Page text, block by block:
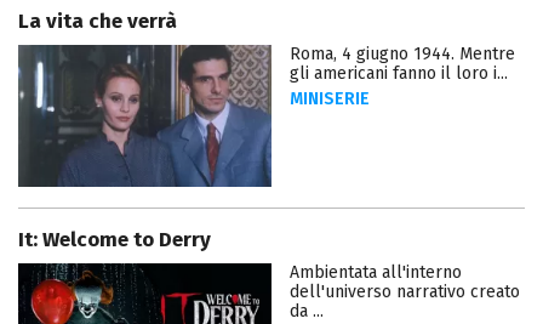
La vita che verrà
Roma, 4 giugno 1944. Mentre
gli americani fanno il loro i...
MINISERIE
It: Welcome to Derry
Ambientata all'interno
dell'universo narrativo creato
da ...